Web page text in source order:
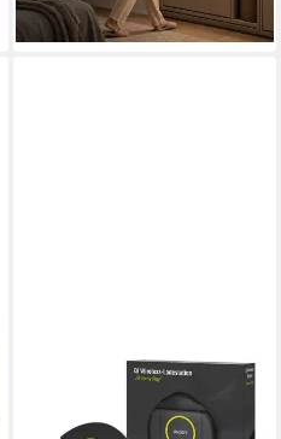
Farbwechsler, Warmweiß,
Kaltweiß, Neutralweiß, 6000K
lieferbar - in 3-4 Werktagen bei dir